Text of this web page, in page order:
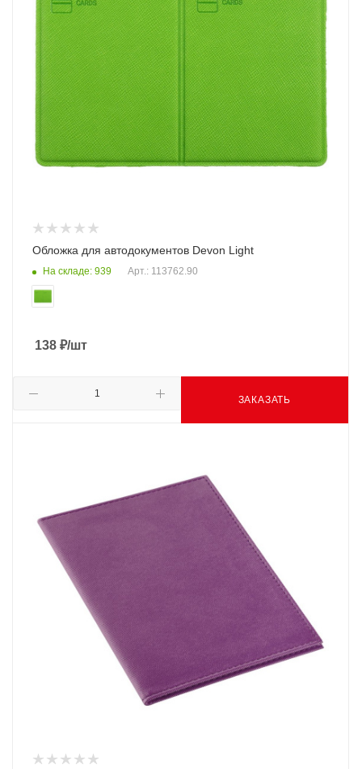
Обложка для автодокументов Devon Light
На складе: 939 Арт.: 113762.90
138 ₽/шт
ЗАКАЗАТЬ